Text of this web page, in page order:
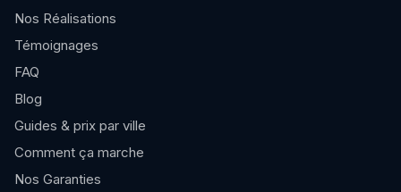
Nos Réalisations
Témoignages
FAQ
Blog
Guides & prix par ville
Comment ça marche
Nos Garanties